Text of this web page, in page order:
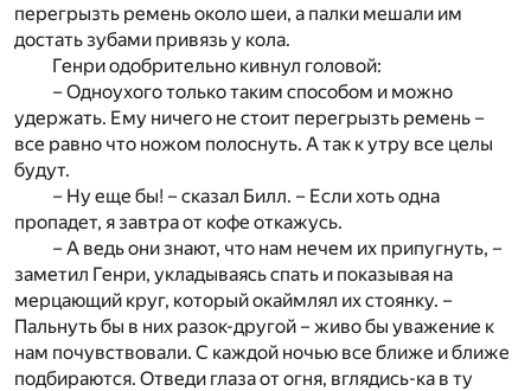
перегрызть ремень около шеи, а палки мешали им
достать зубами привязь у кола.
Генри одобрительно кивнул головой:
– Одноухого только таким способом и можно
удержать. Ему ничего не стоит перегрызть ремень –
все равно что ножом полоснуть. А так к утру все целы
будут.
– Ну еще бы! – сказал Билл. – Если хоть одна
пропадет, я завтра от кофе откажусь.
– А ведь они знают, что нам нечем их припугнуть, –
заметил Генри, укладываясь спать и показывая на
мерцающий круг, который окаймлял их стоянку. –
Пальнуть бы в них разок-другой – живо бы уважение к
нам почувствовали. С каждой ночью все ближе и ближе
подбираются. Отведи глаза от огня, вглядись-ка в ту